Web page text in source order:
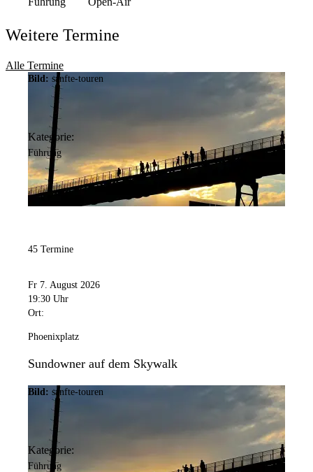
Weitere Termine
Alle Termine
Bild: sanfte-touren
Kategorie:
Führung
45 Termine
Fr 7. August 2026
19:30 Uhr
Ort:
Phoenixplatz
Sundowner auf dem Skywalk
Bild: sanfte-touren
Kategorie:
Führung